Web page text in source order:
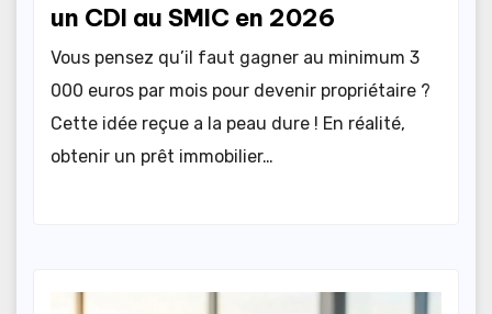
un CDI au SMIC en 2026
Vous pensez qu’il faut gagner au minimum 3
000 euros par mois pour devenir propriétaire ?
Cette idée reçue a la peau dure ! En réalité,
obtenir un prêt immobilier…